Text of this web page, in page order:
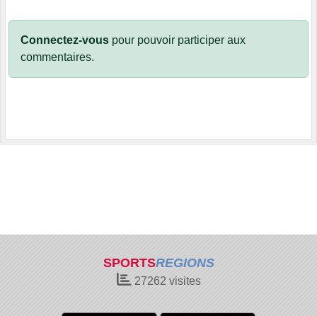
Connectez-vous pour pouvoir participer aux
commentaires.
SPORTSREGIONS
27262 visites